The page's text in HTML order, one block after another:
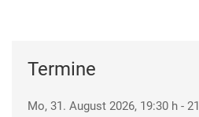
Termine
Mo, 31. August 2026, 19:30 h -